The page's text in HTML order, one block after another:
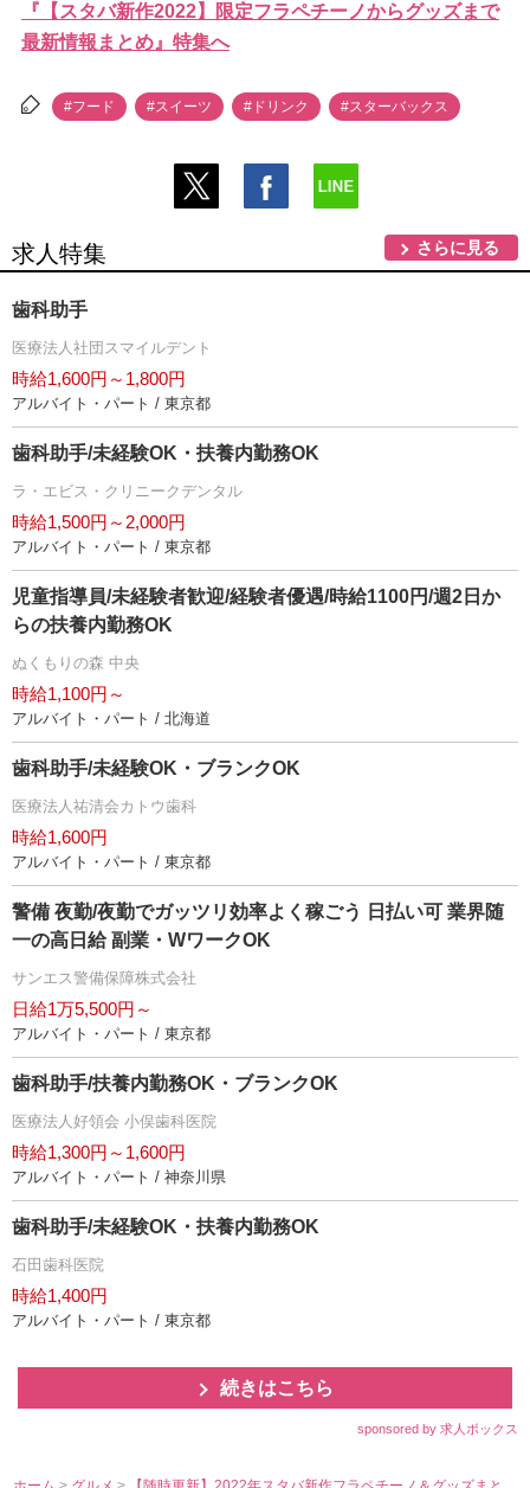
『【スタバ新作2022】限定フラペチーノからグッズまで
最新情報まとめ』特集へ
#フード #スイーツ #ドリンク #スターバックス
求人特集 さらに見る
歯科助手
医療法人社団スマイルデント
時給1,600円～1,800円
アルバイト・パート / 東京都
歯科助手/未経験OK・扶養内勤務OK
ラ・エビス・クリニークデンタル
時給1,500円～2,000円
アルバイト・パート / 東京都
児童指導員/未経験者歓迎/経験者優遇/時給1100円/週2日か
らの扶養内勤務OK
ぬくもりの森 中央
時給1,100円～
アルバイト・パート / 北海道
歯科助手/未経験OK・ブランクOK
医療法人祐清会カトウ歯科
時給1,600円
アルバイト・パート / 東京都
警備 夜勤/夜勤でガッツリ効率よく稼ごう 日払い可 業界随
一の高日給 副業・WワークOK
サンエス警備保障株式会社
日給1万5,500円～
アルバイト・パート / 東京都
歯科助手/扶養内勤務OK・ブランクOK
医療法人好領会 小俣歯科医院
時給1,300円～1,600円
アルバイト・パート / 神奈川県
歯科助手/未経験OK・扶養内勤務OK
石田歯科医院
時給1,400円
アルバイト・パート / 東京都
続きはこちら
sponsored by 求人ボックス